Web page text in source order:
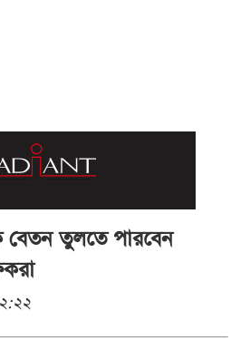
বেতন তুলতে পারবেন